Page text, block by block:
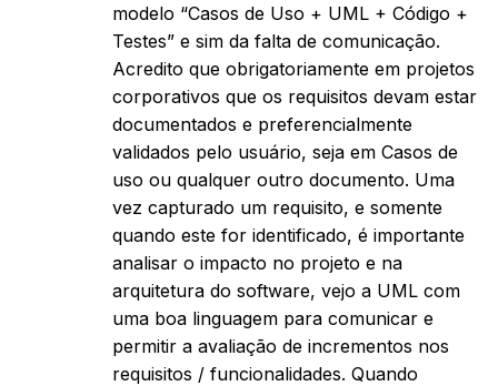
modelo “Casos de Uso + UML + Código +
Testes” e sim da falta de comunicação.
Acredito que obrigatoriamente em projetos
corporativos que os requisitos devam estar
documentados e preferencialmente
validados pelo usuário, seja em Casos de
uso ou qualquer outro documento. Uma
vez capturado um requisito, e somente
quando este for identificado, é importante
analisar o impacto no projeto e na
arquitetura do software, vejo a UML com
uma boa linguagem para comunicar e
permitir a avaliação de incrementos nos
requisitos / funcionalidades. Quando